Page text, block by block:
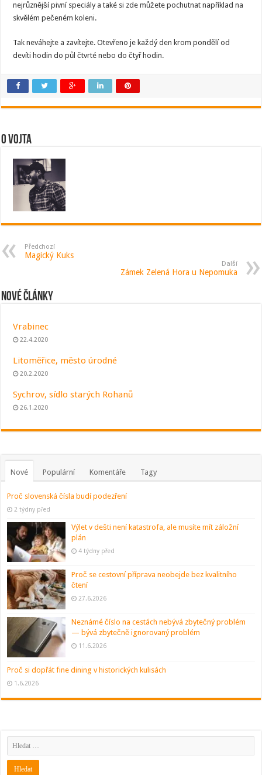
nejrůznější pivní speciály a také si zde můžete pochutnat například na
skvělém pečeném koleni.
Tak neváhejte a zavítejte. Otevřeno je každý den krom pondělí od
devíti hodin do půl čtvrté nebo do čtyř hodin.
O Vojta
Předchozí
Magický Kuks
Další
Zámek Zelená Hora u Nepomuka
Nové články
Vrabinec
22.4.2020
Litoměřice, město úrodné
20.2.2020
Sychrov, sídlo starých Rohanů
26.1.2020
Nové Populární Komentáře Tagy
Proč slovenská čísla budí podezření
2 týdny před
Výlet v dešti není katastrofa, ale musíte mít záložní
plán
4 týdny před
Proč se cestovní příprava neobejde bez kvalitního
čtení
27.6.2026
Neznámé číslo na cestách nebývá zbytečný problém
— bývá zbytečně ignorovaný problém
11.6.2026
Proč si dopřát fine dining v historických kulisách
1.6.2026